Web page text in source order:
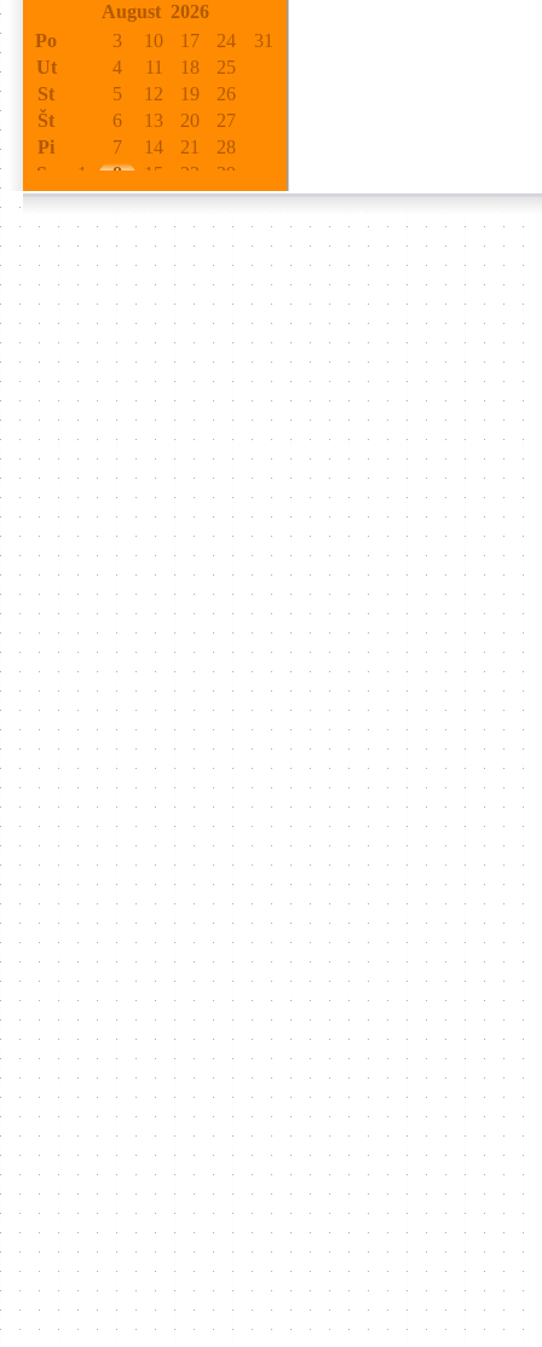
August 2026
Po
3 10 17 24
31
Ut
4 11 18
25
St
5 12 19
26
Št
6 13 20
27
Pi
7 14 21
28
So
1 8 15 22
29
Ne
2 9 16 23 30